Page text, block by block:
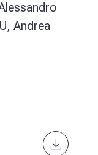
download
Andrea